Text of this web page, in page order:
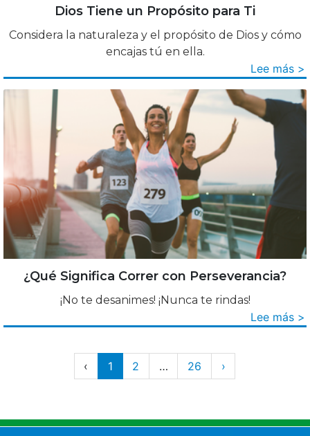
Dios Tiene un Propósito para Ti
Considera la naturaleza y el propósito de Dios y cómo
encajas tú en ella.
Lee más >
¿Qué Significa Correr con Perseverancia?
¡No te desanimes! ¡Nunca te rindas!
Lee más >
‹ 1 2 … 26 ›